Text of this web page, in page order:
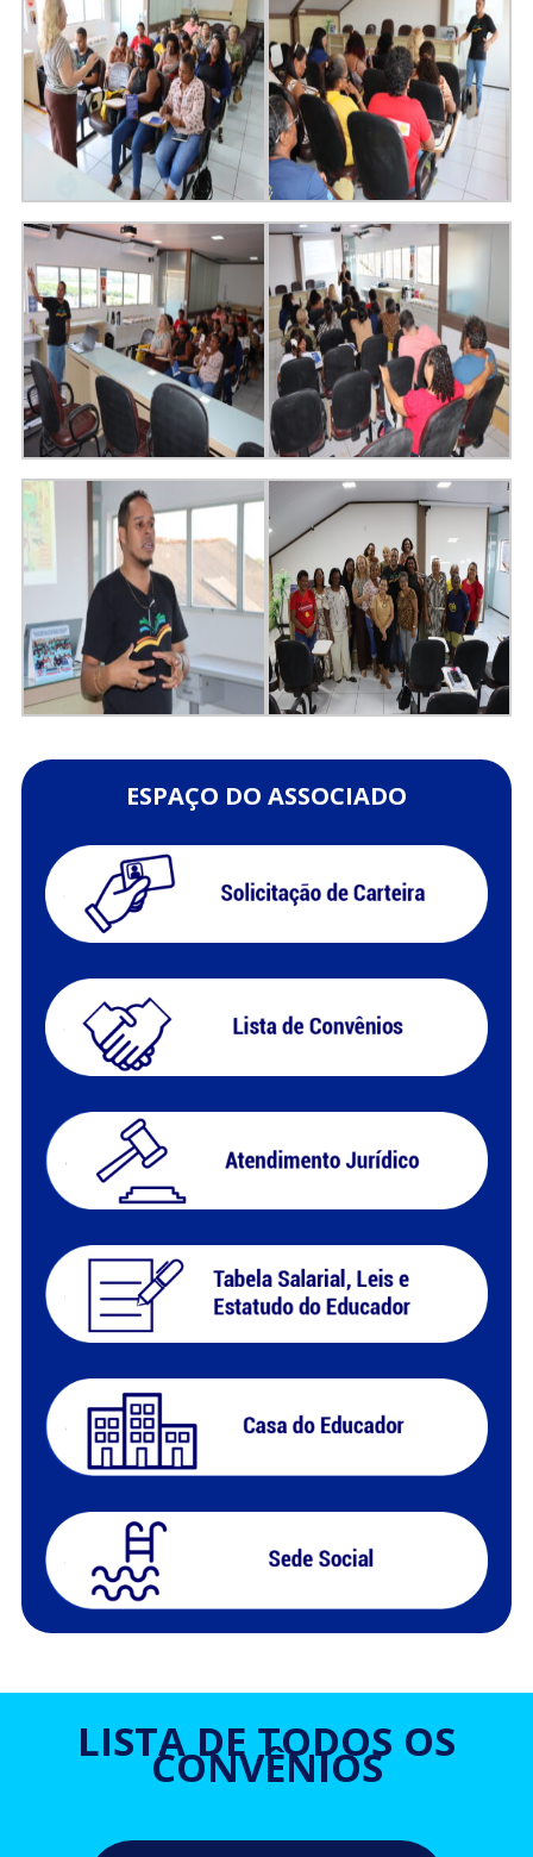
ESPAÇO DO ASSOCIADO
LISTA DE TODOS OS
CONVÊNIOS